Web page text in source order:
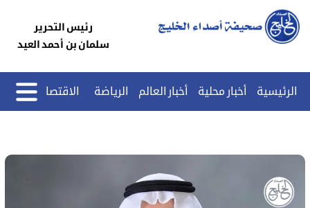
رئيس التحرير
سلمان بن أحمد العيد
الرئيسية أخبار محلية أخبار العالم الرياضة الاقتصاد